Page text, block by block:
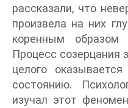
рассказали, что
произвела на них
коренным образом
Процесс созерцания
целого
состоянию.
изучал этот